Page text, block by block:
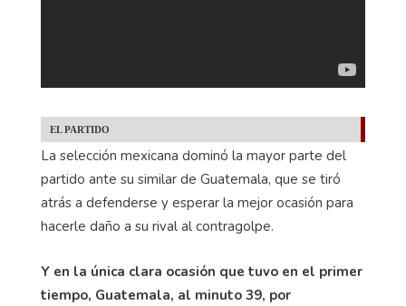
EL PARTIDO
La selección mexicana dominó la mayor parte del
partido ante su similar de Guatemala, que se tiró
atrás a defenderse y esperar la mejor ocasión para
hacerle daño a su rival al contragolpe.
Y en la única clara ocasión que tuvo en el primer
tiempo, Guatemala, al minuto 39, por